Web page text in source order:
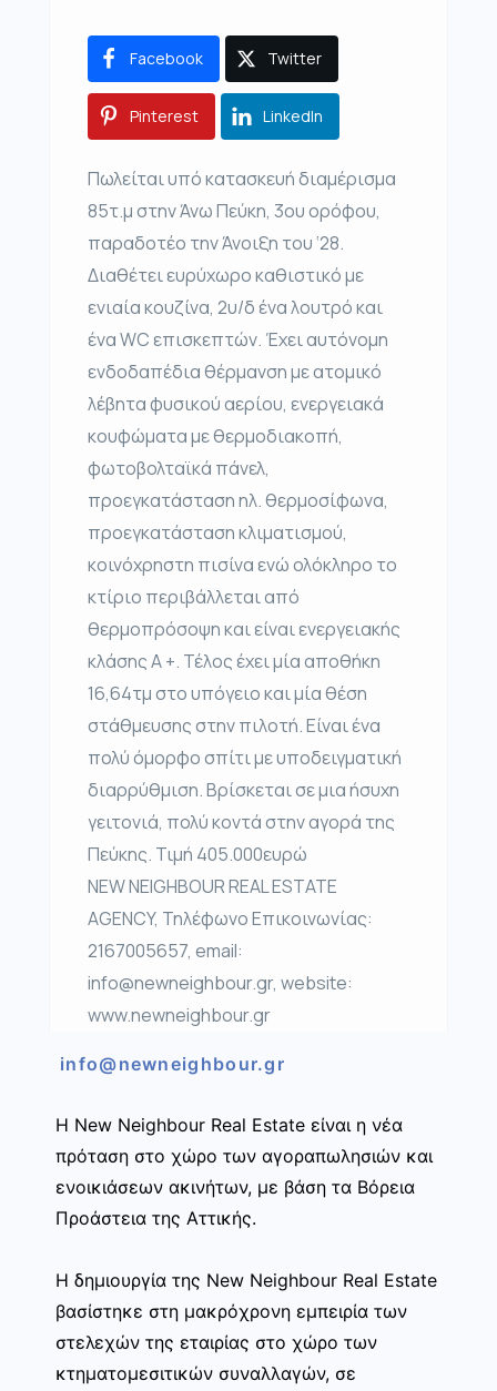
Facebook Twitter
Pinterest LinkedIn
Πωλείται υπό κατασκευή διαμέρισμα
85τ.μ στην Άνω Πεύκη, 3ου ορόφου,
παραδοτέο την Άνοιξη του ‘28.
Διαθέτει ευρύχωρο καθιστικό με
ενιαία κουζίνα, 2υ/δ ένα λουτρό και
ένα WC επισκεπτών. Έχει αυτόνομη
ενδοδαπέδια θέρμανση με ατομικό
λέβητα φυσικού αερίου, ενεργειακά
κουφώματα με θερμοδιακοπή,
φωτοβολταϊκά πάνελ,
προεγκατάσταση ηλ. θερμοσίφωνα,
προεγκατάσταση κλιματισμού,
κοινόχρηστη πισίνα ενώ ολόκληρο το
κτίριο περιβάλλεται από
θερμοπρόσοψη και είναι ενεργειακής
κλάσης Α +. Τέλος έχει μία αποθήκη
16,64τμ στο υπόγειο και μία θέση
στάθμευσης στην πιλοτή. Είναι ένα
πολύ όμορφο σπίτι με υποδειγματική
διαρρύθμιση. Βρίσκεται σε μια ήσυχη
γειτονιά, πολύ κοντά στην αγορά της
Πεύκης. Τιμή 405.000ευρώ
NEW NEIGHBOUR REAL ESTATE
AGENCY, Τηλέφωνο Επικοινωνίας:
2167005657, email:
info@newneighbour.gr, website:
www.newneighbour.gr
info@newneighbour.gr
Η New Neighbour Real Estate είναι η νέα
πρόταση στο χώρο των αγοραπωλησιών και
ενοικιάσεων ακινήτων, με βάση τα Βόρεια
Προάστεια της Αττικής.
Η δημιουργία της New Neighbour Real Estate
βασίστηκε στη μακρόχρονη εμπειρία των
στελεχών της εταιρίας στο χώρο των
κτηματομεσιτικών συναλλαγών, σε